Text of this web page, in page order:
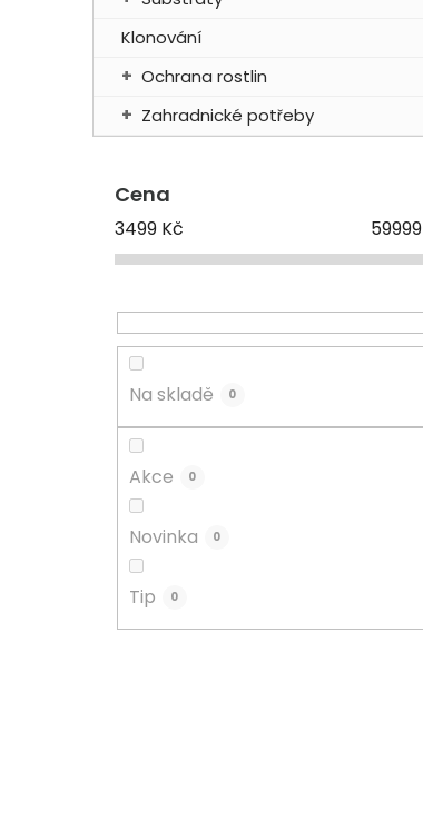
Klonování
Ochrana rostlin
Zahradnické potřeby
Cena
3499 Kč 59999
Na skladě 0
Akce 0
Novinka 0
Tip 0